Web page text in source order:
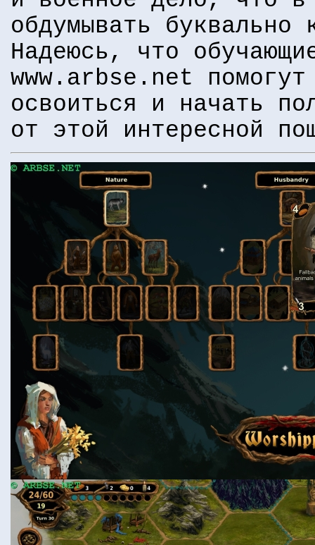
обдумывать
Надеюсь, что
www.arbse.net
освоиться и начать
от этой интересной